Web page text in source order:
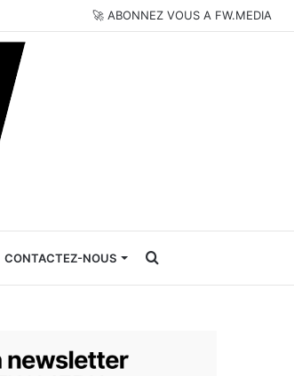
🚀 ABONNEZ VOUS A FW.MEDIA
CONTACTEZ-NOUS Rechercher